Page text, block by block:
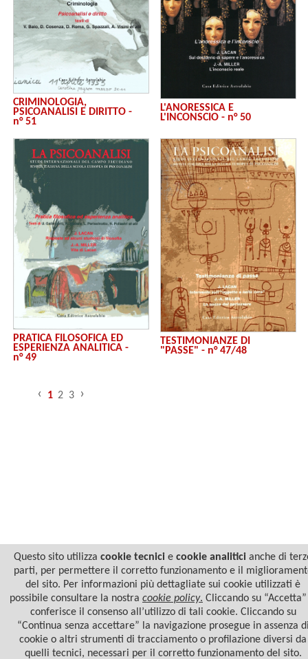
CRIMINOLOGIA,
PSICOANALISI E DIRITTO -
n° 51
L'ANORESSICA E
L'INCONSCIO - n° 50
PRATICA FILOSOFICA ED
ESPERIENZA ANALITICA -
n° 49
TESTIMONIANZE DI
"PASSE" - n° 47/48
‹ 1 2 3 ›
privacy/cookies
Questo sito utilizza cookie tecnici e cookie analitici anche di
parti, per permettere il corretto funzionamento e il
del sito. Per informazioni più dettagliate sui cookie utilizzati è
possibile consultare la nostra cookie policy. Cliccando su
conferisce il consenso all’utilizzo di tali cookie. Cliccando su
“Continua senza accettare” la navigazione prosegue in assenza
cookie o altri strumenti di tracciamento o profilazione diversi da
quelli tecnici, necessari per il corretto funzionamento del sito.